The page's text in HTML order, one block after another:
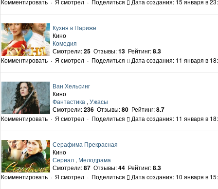
Комментировать · Я смотрел · Поделиться Дата создания: 15 января в
Кухня в Париже
Кино
Комедия
Смотрели:25 Отзывы:13 Рейтинг:8.3
Комментировать · Я смотрел · Поделиться Дата создания: 11 января в
Ван Хельсинг
Кино
Фантастика , Ужасы
Смотрели:236 Отзывы:80 Рейтинг:8.7
Комментировать · Я смотрел · Поделиться Дата создания: 11 января в
Серафима Прекрасная
Кино
Сериал , Мелодрама
Смотрели:87 Отзывы:44 Рейтинг:8.3
Комментировать · Я смотрел · Поделиться Дата создания: 10 января в